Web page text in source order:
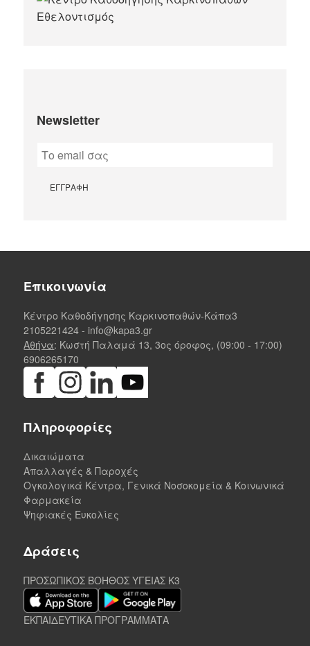
Newsletter
Επικοινωνία
Κέντρο Καθοδήγησης Καρκινοπαθών-Κάπα3
2105221424 - info@kapa3.gr
Αθήνα: Κωστή Παλαμά 13, 3ος όροφος, (09:00 - 17:00)
6906265170
Πληροφορίες
Δικαιώματα
Απαλλαγές & Παροχές
Ογκολογικά Κέντρα, Γενικά Νοσοκομεία & Κοινωνικά
Φαρμακεία
Ψηφιακές Ευκολίες
Δράσεις
ΠΡΟΣΩΠΙΚΟΣ ΒΟΗΘΟΣ ΥΓΕΙΑΣ K3
ΕΚΠΑΙΔΕΥΤΙΚΑ ΠΡΟΓΡΑΜΜΑΤΑ